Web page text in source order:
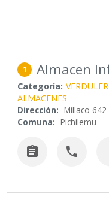
1 Almacen
Categoría:
ALMACENES
Dirección: Millaco 642
Comuna: Pichilemu
 